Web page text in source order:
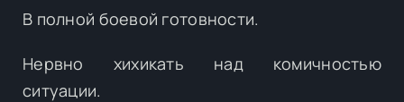
В полной боевой готовности.
Нервно хихикать над комичностью
ситуации.